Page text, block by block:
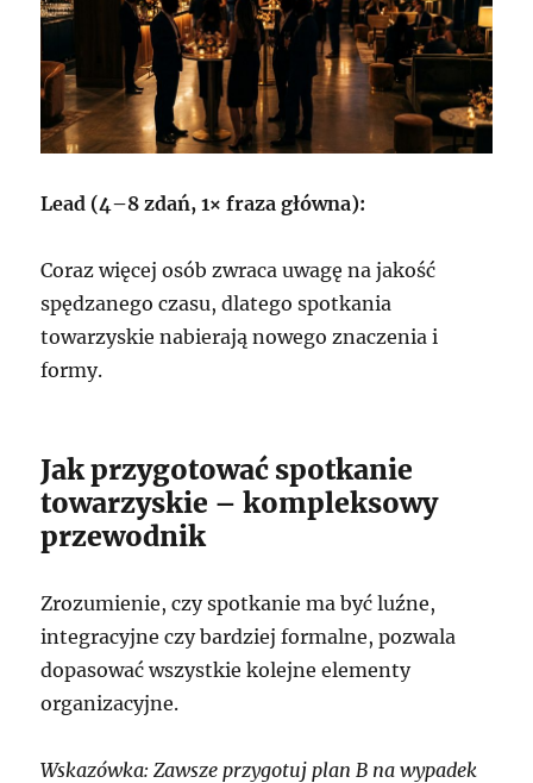
Lead (4–8 zdań, 1× fraza główna):
Coraz więcej osób zwraca uwagę na jakość
spędzanego czasu, dlatego spotkania
towarzyskie nabierają nowego znaczenia i
formy.
Jak przygotować spotkanie
towarzyskie – kompleksowy
przewodnik
Zrozumienie, czy spotkanie ma być luźne,
integracyjne czy bardziej formalne, pozwala
dopasować wszystkie kolejne elementy
organizacyjne.
Wskazówka: Zawsze przygotuj plan B na wypadek